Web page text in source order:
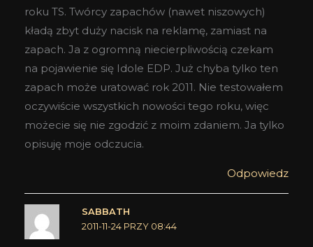
roku TS. Twórcy zapachów (nawet niszowych)
kładą zbyt duży nacisk na reklamę, zamiast na
zapach. Ja z ogromną niecierpliwością czekam
na pojawienie się Idole EDP. Już chyba tylko ten
zapach może uratować rok 2011. Nie testowałem
oczywiście wszystkich nowości tego roku, więc
możecie się nie zgodzić z moim zdaniem. Ja tylko
opisuję moje odczucia.
Odpowiedz
SABBATH
2011-11-24 PRZY 08:44